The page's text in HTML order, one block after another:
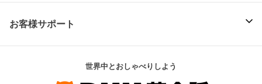
お客様サポート
世界中とおしゃべりしよう